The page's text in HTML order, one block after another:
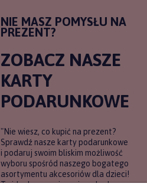
NIE MASZ POMYSŁU NA
PREZENT?
ZOBACZ NASZE
KARTY
PODARUNKOWE
"Nie wiesz, co kupić na prezent?
Sprawdź nasze karty podarunkowe
i podaruj swoim bliskim możliwość
wyboru spośród naszego bogatego
asortymentu akcesoriów dla dzieci!
To idealne rozwiązanie, gdy chcesz